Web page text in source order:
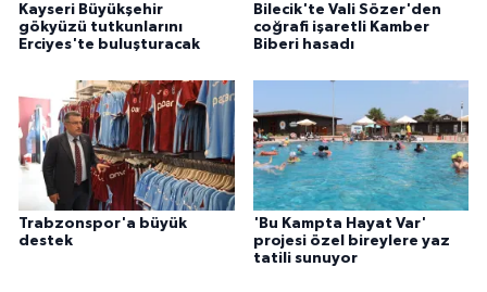
Kayseri Büyükşehir
gökyüzü tutkunlarını
Erciyes'te buluşturacak
Bilecik'te Vali Sözer'den
coğrafi işaretli Kamber
Biberi hasadı
Trabzonspor'a büyük
destek
'Bu Kampta Hayat Var'
projesi özel bireylere yaz
tatili sunuyor